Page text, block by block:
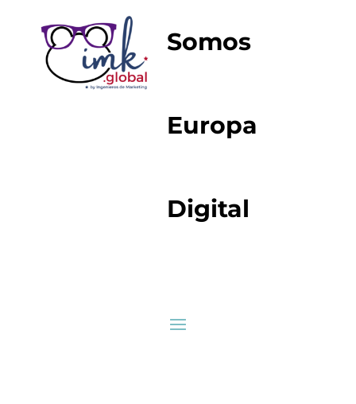
Somos
Europa
Digital